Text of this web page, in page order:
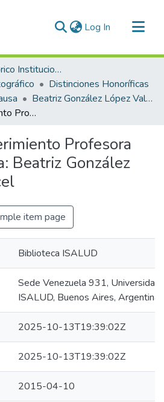
Log In (current)
Archivo Histórico Institucional
Distinciones Honoríficas
Beatriz González López Valcárcel
Acto de Conferimiento Profesora Honoris Causa: Beatriz González López-Valcárcel
Profesora
Beatriz González
item page
Biblioteca ISALUD
Sede Venezuela 931, Universidad
ISALUD, Buenos Aires, Argentina
2025-10-13T19:39:02Z
2025-10-13T19:39:02Z
2015-04-10